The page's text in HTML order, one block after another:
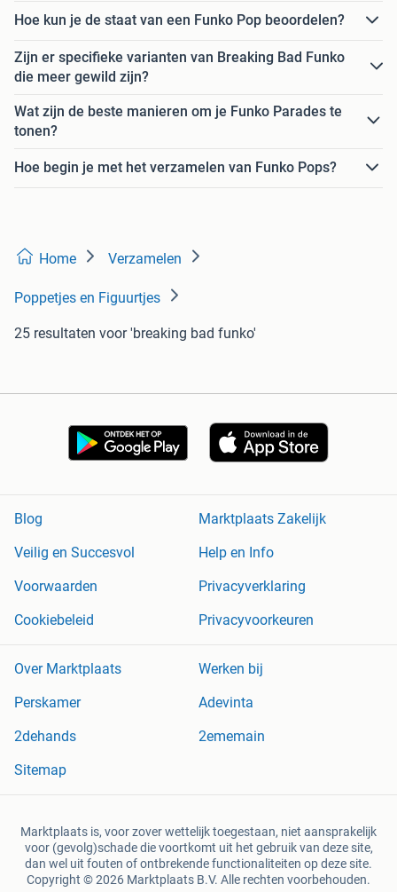
Hoe kun je de staat van een Funko Pop beoordelen?
Zijn er specifieke varianten van Breaking Bad Funko
die meer gewild zijn?
Wat zijn de beste manieren om je Funko Parades te
tonen?
Hoe begin je met het verzamelen van Funko Pops?
Home Verzamelen
Poppetjes en Figuurtjes
25 resultaten voor 'breaking bad funko'
Blog
Marktplaats Zakelijk
Veilig en Succesvol
Help en Info
Voorwaarden
Privacyverklaring
Cookiebeleid
Privacyvoorkeuren
Over Marktplaats
Werken bij
Perskamer
Adevinta
2dehands
2ememain
Sitemap
Marktplaats is, voor zover wettelijk toegestaan, niet aansprakelijk
voor (gevolg)schade die voortkomt uit het gebruik van deze site,
dan wel uit fouten of ontbrekende functionaliteiten op deze site.
Copyright © 2026 Marktplaats B.V. Alle rechten voorbehouden.